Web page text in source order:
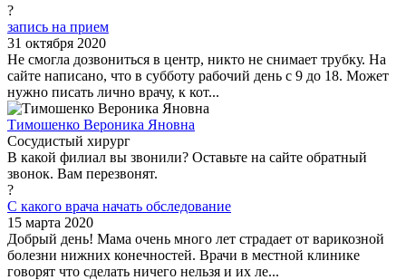
?
запись на прием
31 октября 2020
Не смогла дозвониться в центр, никто не снимает трубку. На
сайте написано, что в субботу рабочий день с 9 до 18. Может
нужно писать лично врачу, к кот...
Тимошенко Вероника Яновна
Сосудистый хирург
В какой филиал вы звонили? Оставьте на сайте обратный
звонок. Вам перезвонят.
?
С какого врача начать обследование
15 марта 2020
Добрый день! Мама очень много лет страдает от варикозной
болезни нижних конечностей. Врачи в местной клинике
говорят что сделать ничего нельзя и их ле...